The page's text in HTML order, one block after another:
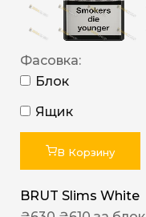
Фасовка:
Блок
Ящик
В Корзину
BRUT Slims White